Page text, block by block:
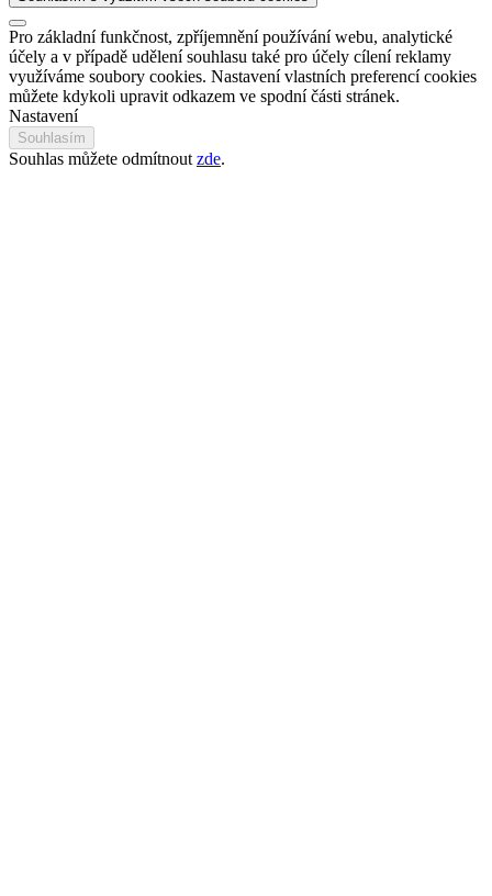
Pro základní funkčnost, zpříjemnění používání webu, analytické
účely a v případě udělení souhlasu také pro účely cílení reklamy
využíváme soubory cookies. Nastavení vlastních preferencí cookies
můžete kdykoli upravit odkazem ve spodní části stránek.
Nastavení
Souhlasím
Souhlas můžete odmítnout zde.